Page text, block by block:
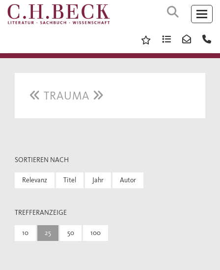
TRAUMA
SORTIEREN NACH
Relevanz Titel Jahr Autor
TREFFERANZEIGE
10 25 50 100